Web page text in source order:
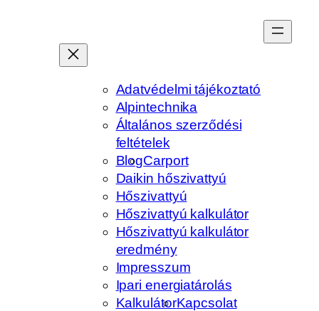
tartalomhoz
Adatvédelmi tájékoztató
Alpintechnika
Általános szerződési
feltételek
BlogCarport
Daikin hőszivattyú
Hőszivattyú
Hőszivattyú kalkulátor
Hőszivattyú kalkulátor
eredmény
Impresszum
Ipari energiatárolás
KalkulátorKapcsolat